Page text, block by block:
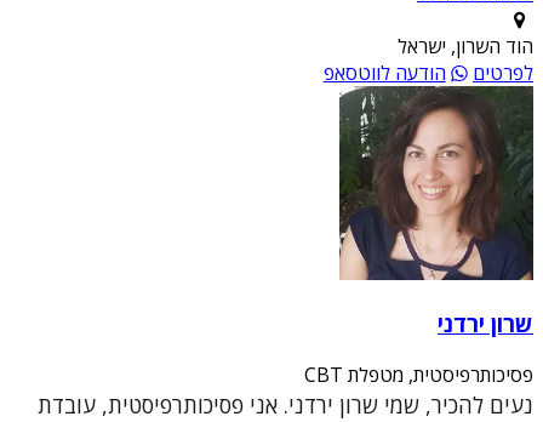
הוד השרון, ישראל
לפרטים
הודעה לווטסאפ
שרון ירדני
פסיכותרפיסטית, מטפלת CBT
נעים להכיר, שמי שרון ירדני. אני פסיכותרפיסטית, עובדת